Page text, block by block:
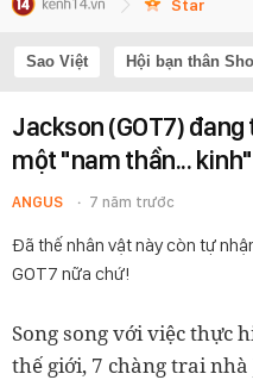
Star
Sao Việt Hội bạn thân
Jackson (GOT7)
một "nam thần...
ANGUS 7 năm trước
Đã thế nhân vật này còn tự
GOT7 nữa chứ!
Song song với việc thực
thế giới, 7 chàng trai nhà